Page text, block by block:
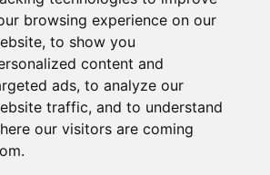
browsing experience on our
to show you
content and
ads, to analyze our
traffic, and to understand
our visitors are coming
Surrey Quays Road, London
Ltd.